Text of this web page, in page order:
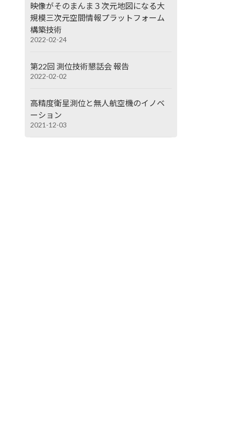
映像がそのまんま３次元地図になる大
規模三次元空間情報プラットフォーム
構築技術
2022-02-24
第22回 測位技術懇話会 報告
2022-02-02
高精度衛星測位と無人航空機のイノベ
ーション
2021-12-03